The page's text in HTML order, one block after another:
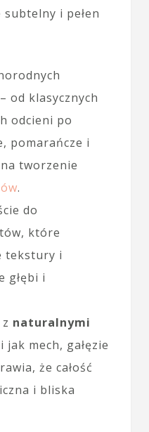
i pełen
– od klasycznych
odcieni po
pomarańcze i
tworzenie
.
do
które
tekstury i
głębi i
naturalnymi
jak mech, gałęzie
że całość
i bliska